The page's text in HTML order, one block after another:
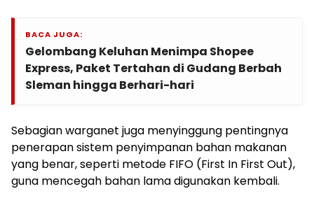
BACA JUGA:
Gelombang Keluhan Menimpa Shopee
Express, Paket Tertahan di Gudang Berbah
Sleman hingga Berhari-hari
Sebagian warganet juga menyinggung pentingnya
penerapan sistem penyimpanan bahan makanan
yang benar, seperti metode FIFO (First In First Out),
guna mencegah bahan lama digunakan kembali.